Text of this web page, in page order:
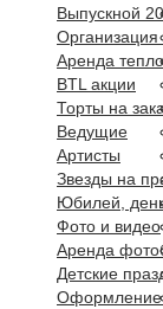
Выпускной
Организация
Аренда
BTL акции
Торты на
Ведущие
Артисты
Звезды на
Юбилей,
Фото и видео
Аренда
Детские
Оформление